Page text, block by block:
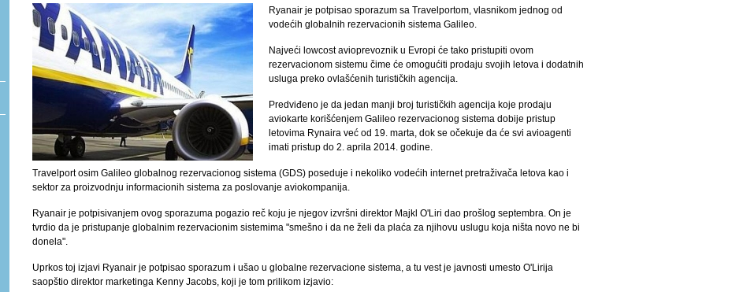
Ryanair je potpisao sporazum sa Travelportom, vlasnikom jednog od
vodećih globalnih rezervacionih sistema Galileo.
Najveći lowcost avioprevoznik u Evropi će tako pristupiti ovom
rezervacionom sistemu čime će omogućiti prodaju svojih letova i dodatnih
usluga preko ovlašćenih turističkih agencija.
Predviđeno je da jedan manji broj turističkih agencija koje prodaju
aviokarte korišćenjem Galileo rezervacionog sistema dobije pristup
letovima Rynaira već od 19. marta, dok se očekuje da će svi avioagenti
imati pristup do 2. aprila 2014. godine.
Travelport osim Galileo globalnog rezervacionog sistema (GDS) poseduje i nekoliko vodećih internet pretraživača letova kao i
sektor za proizvodnju informacionih sistema za poslovanje aviokompanija.
Ryanair je potpisivanjem ovog sporazuma pogazio reč koju je njegov izvršni direktor Majkl O'Liri dao prošlog septembra. On je
tvrdio da je pristupanje globalnim rezervacionim sistemima "smešno i da ne želi da plaća za njihovu uslugu koja ništa novo ne bi
donela".
Uprkos toj izjavi Ryanair je potpisao sporazum i ušao u globalne rezervacione sistema, a tu vest je javnosti umesto O'Lirija
saopštio direktor marketinga Kenny Jacobs, koji je tom prilikom izjavio: